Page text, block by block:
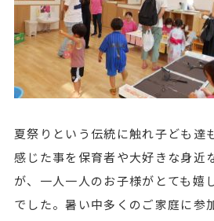
夏祭りという伝統に触れ子ども達
感じた事を保育者や大好きな身近
が、一人一人のお子様がとても嬉
でした。暑い中多くのご家庭に参